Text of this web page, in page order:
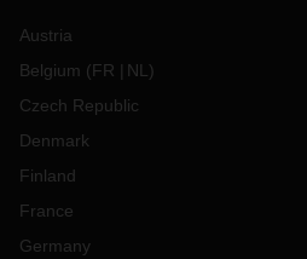
Austria
Belgium (FR NL)
Czech Republic
Denmark
Finland
France
Germany